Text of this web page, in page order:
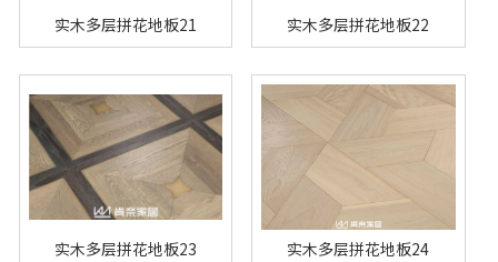
实木多层拼花地板21 实木多层拼花地板22
实木多层拼花地板23 实木多层拼花地板24